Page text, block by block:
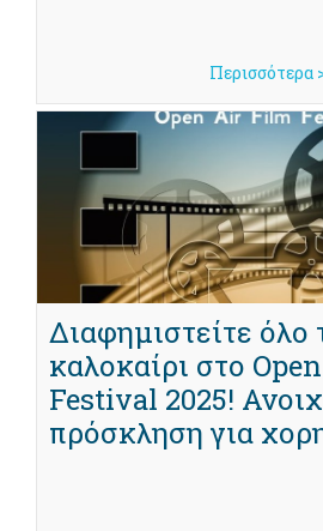
Περισσότερα
Διαφημιστείτε όλο
καλοκαίρι στο
Festival 2025!
πρόσκληση για